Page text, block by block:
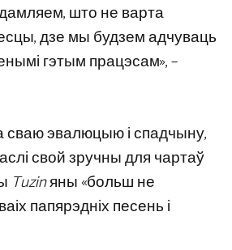
што не варта
дзе мы будзем адчуваць
гэтым працэсам», –
эвалюцыю і спадчыну,
свой зручны для чартаў
Tuzinяны «больш не
папярэдніх песень і